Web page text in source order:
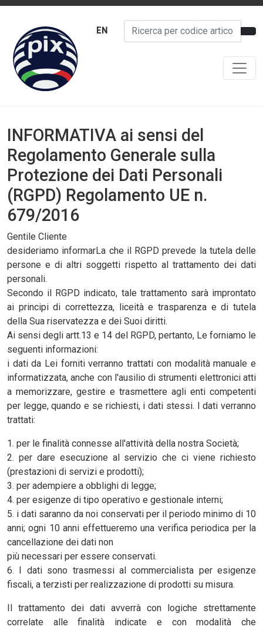
EN
INFORMATIVA ai sensi del
Regolamento Generale sulla
Protezione dei Dati Personali
(RGPD) Regolamento UE n.
679/2016
Gentile Cliente
desideriamo informarLa che il RGPD prevede la tutela delle
persone e di altri soggetti rispetto al trattamento dei dati
personali.
Secondo il RGPD indicato, tale trattamento sarà improntato
ai principi di correttezza, liceità e trasparenza e di tutela
della Sua riservatezza e dei Suoi diritti.
Ai sensi degli artt.13 e 14 del RGPD, pertanto, Le forniamo le
seguenti informazioni:
i dati da Lei forniti verranno trattati con modalità manuale e
informatizzata, anche con l'ausilio di strumenti elettronici atti
a memorizzare, gestire e trasmettere agli enti competenti
per legge, quando e se richiesti, i dati stessi. I dati verranno
trattati:
1. per le finalità connesse all'attività della nostra Società;
2. per dare esecuzione al servizio che ci viene richiesto
(prestazioni di servizi e prodotti);
3. per adempiere a obblighi di legge;
4. per esigenze di tipo operativo e gestionale interni;
5. i dati saranno da noi conservati per il periodo minimo di 10
anni; ogni 10 anni effettueremo una verifica periodica per la
cancellazione dei dati non
più necessari per essere conservati.
6. I dati sono trasmessi al commercialista per esigenze
fiscali, a terzisti per realizzazione di prodotti su misura.
Il trattamento dei dati avverrà con logiche strettamente
correlate alle finalità indicate e con modalità che